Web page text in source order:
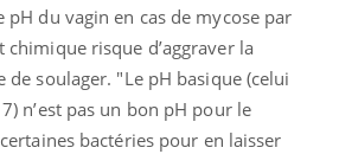
du vagin en cas de mycose par
risque d’aggraver la
soulager. "Le pH basique (celui
n’est pas un bon pH pour le
bactéries pour en laisser